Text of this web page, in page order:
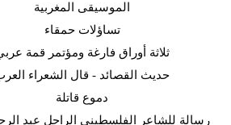
الموسيقى المغربية
تساؤلات حمقاء
ثلاثة أوراق فارغة ومؤتمر قمة
حديث القصائد - قال الشعراء
دموع قاتلة
رسالة للشاعر الفلسطيني الراحل عبد